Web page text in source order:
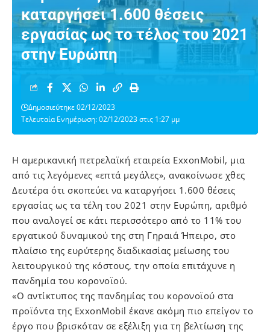
καταργήσει 1.600 θέσεις
εργασίας ως το τέλος του 2021
στην Ευρώπη
Τελευταία Ενημέρωση: 02/12/2023 στις 1:27 μμ
Δημοσιεύτηκε 02/12/2023
Η αμερικανική πετρελαϊκή εταιρεία ExxonMobil, μια
από τις λεγόμενες «επτά μεγάλες», ανακοίνωσε χθες
Δευτέρα ότι σκοπεύει να καταργήσει 1.600 θέσεις
εργασίας ως τα τέλη του 2021 στην Ευρώπη, αριθμό
που αναλογεί σε κάτι περισσότερο από το 11% του
εργατικού δυναμικού της στη Γηραιά Ήπειρο, στο
πλαίσιο της ευρύτερης διαδικασίας μείωσης του
λειτουργικού της κόστους, την οποία επιτάχυνε η
πανδημία του κορονοϊού.
«Ο αντίκτυπος της πανδημίας του κορονοϊού στα
προϊόντα της ExxonMobil έκανε ακόμη πιο επείγον το
έργο που βρισκόταν σε εξέλιξη για τη βελτίωση της